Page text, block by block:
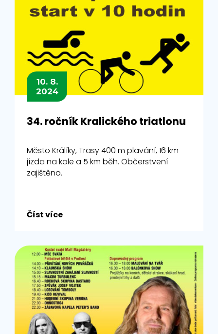
10. 8.
2024
34. ročník Kralického triatlonu
Město Králíky, Trasy 400 m plavání, 16 km
jízda na kole a 5 km běh. Občerstvení
zajištěno.
Číst více